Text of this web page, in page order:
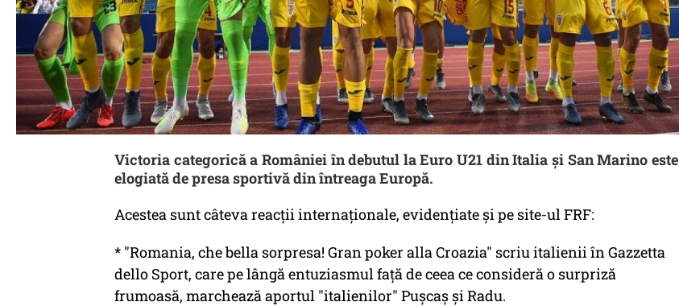
Victoria categorică a României în debutul la Euro U21 din Italia și San Marino este
elogiată de presa sportivă din întreaga Europă.
Acestea sunt câteva reacții internaționale, evidențiate și pe site-ul FRF:
* "Romania, che bella sorpresa! Gran poker alla Croazia" scriu italienii în Gazzetta
dello Sport, care pe lângă entuziasmul față de ceea ce consideră o surpriză
frumoasă, marchează aportul "italienilor" Pușcaș și Radu.